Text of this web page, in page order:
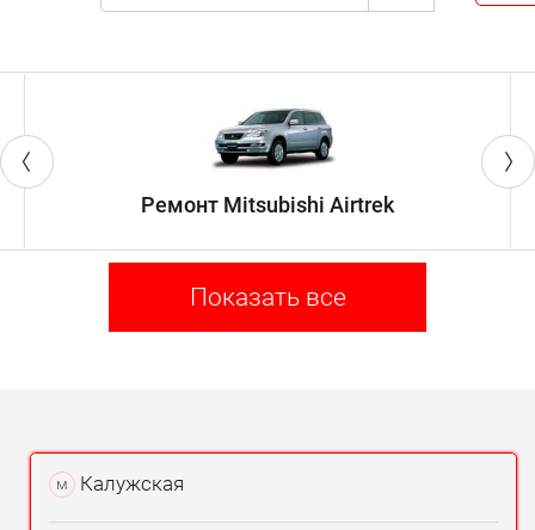
управлении авто;
Любой из этих признаков говорит о проблемах в
рулевом механизме. Мы быстро, но качественно
выполним ремонт рулевого управления
нашего автосервиса только положительные.
Обращайтесь – сами убедитесь в
Ремонт Mitsubishi Airtrek
Показать все
м Калужская